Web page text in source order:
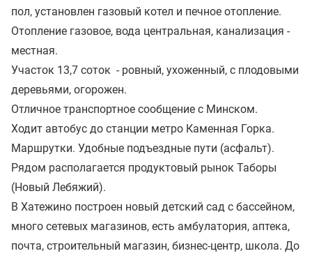
пол, установлен газовый котел и печное отопление.
Отопление газовое, вода центральная, канализация -
местная.
Участок 13,7 соток - ровный, ухоженный, с плодовыми
деревьями, огорожен.
Отличное транспортное сообщение с Минском.
Ходит автобус до станции метро Каменная Горка.
Маршрутки. Удобные подъездные пути (асфальт).
Рядом располагается продуктовый рынок Таборы
(Новый Лебяжий).
В Хатежино построен новый детский сад с бассейном,
много сетевых магазинов, есть амбулатория, аптека,
почта, строительный магазин, бизнес-центр, школа. До